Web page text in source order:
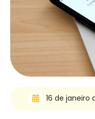
16 de janeiro